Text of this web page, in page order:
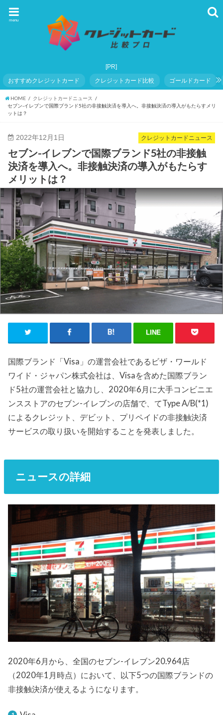
menu
おすすめクレジットカード クレジットカード比較 ゴールドカード
HOME
クレジットカードニュース
セブン-イレブンで国際ブランド5社の非接触決済を導入へ。非接触決済の導入がもたらすメリ
ットは？
クレジットカードニュース
2022年12月1日
セブン-イレブンで国際ブランド5社の非接触
決済を導入へ。非接触決済の導入がもたらす
メリットは？
LINE
国際ブランド「Visa」の運営会社であるビザ・ワールド
ワイド・ジャパン株式会社は、Visaを含めた国際ブラン
ド5社の運営会社と協力し、2020年6月に大手コンビニエ
ンスストアのセブン-イレブンの店舗で、てType A/B(*1)
によるクレジット、デビット、プリペイドの非接触決済
サービスの取り扱いを開始することを発表しました。
ニュースの詳細
2020年6月から、全国のセブン-イレブン20.964店
（2020年1月時点）において、以下5つの国際ブランドの
非接触決済が使えるようになります。